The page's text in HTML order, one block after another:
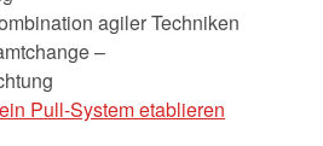
agiler Techniken
–
Pull-System etablieren